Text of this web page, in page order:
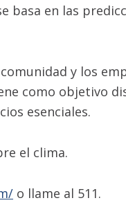
basa en las
y los
como objetivo
esenciales.
el clima.
o llame al 511.